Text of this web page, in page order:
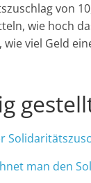
von
wie hoch
wie viel Geld
man den